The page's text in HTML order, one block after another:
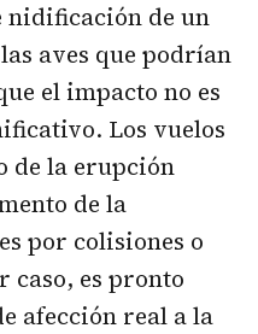
nidificación de un
aves que podrían
el impacto no es
Los vuelos
de la erupción
de la
por colisiones o
caso, es pronto
afección real a la